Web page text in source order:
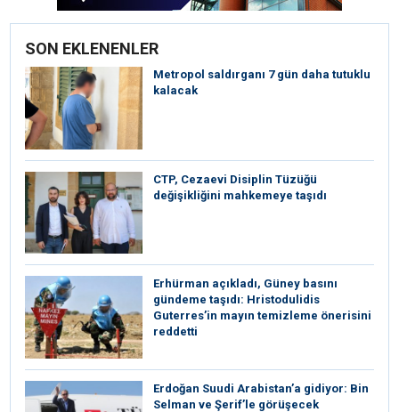
SON EKLENENLER
Metropol saldırganı 7 gün daha tutuklu
kalacak
CTP, Cezaevi Disiplin Tüzüğü
değişikliğini mahkemeye taşıdı
Erhürman açıkladı, Güney basını
gündeme taşıdı: Hristodulidis
Guterres’in mayın temizleme önerisini
reddetti
Erdoğan Suudi Arabistan’a gidiyor: Bin
Selman ve Şerif’le görüşecek